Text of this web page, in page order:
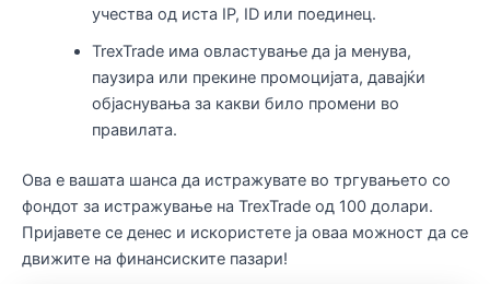
учества од иста IP, ID или поединец.
TrexTrade има овластување да ја менува,
паузира или прекине промоцијата, давајќи
објаснувања за какви било промени во
правилата.
Ова е вашата шанса да истражувате во тргувањето со
фондот за истражување на TrexTrade од 100 долари.
Пријавете се денес и искористете ја оваа можност да се
движите на финансиските пазари!